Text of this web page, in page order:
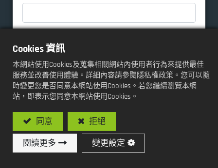
訊息內容 *
我已知悉隱私權條款並同意關於個人資料蒐集與
Cookies 資訊
本網站使用Cookies及蒐集相關網站內使用者行為來提供最佳
服務並改善使用體驗。詳細內容請參閱隱私權政策。您可以隨
時變更您是否同意本網站使用Cookies。若您繼續瀏覽本網
站，即表示您同意本網站使用Cookies。
同意 拒絕
閱讀更多 變更設定